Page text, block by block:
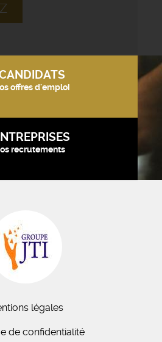
offres d'emploi
recrutements
légales
de confidentialité